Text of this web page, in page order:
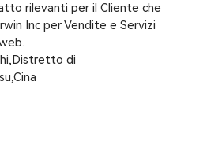
rilevanti per il Cliente che
Inc per Vendite e Servizi
di